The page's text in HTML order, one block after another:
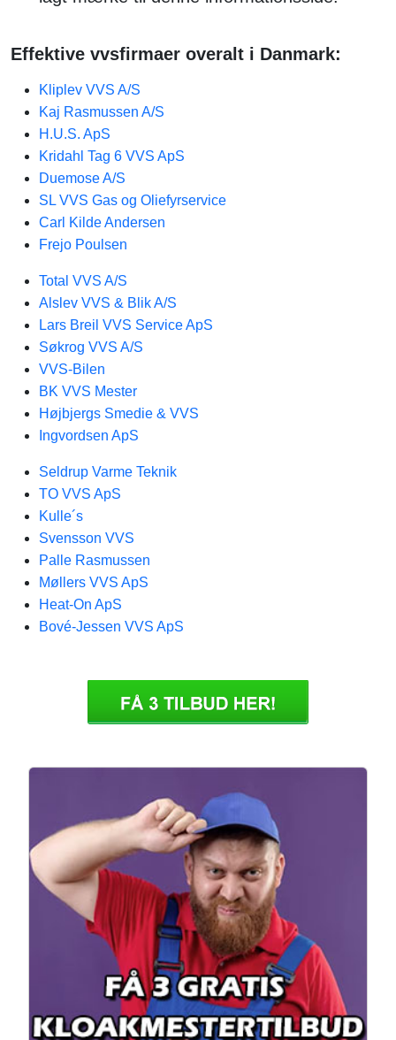
Effektive vvsfirmaer overalt i Danmark:
Kliplev VVS A/S
Kaj Rasmussen A/S
H.U.S. ApS
Kridahl Tag 6 VVS ApS
Duemose A/S
SL VVS Gas og Oliefyrservice
Carl Kilde Andersen
Frejo Poulsen
Total VVS A/S
Alslev VVS & Blik A/S
Lars Breil VVS Service ApS
Søkrog VVS A/S
VVS-Bilen
BK VVS Mester
Højbjergs Smedie & VVS
Ingvordsen ApS
Seldrup Varme Teknik
TO VVS ApS
Kulle´s
Svensson VVS
Palle Rasmussen
Møllers VVS ApS
Heat-On ApS
Bové-Jessen VVS ApS